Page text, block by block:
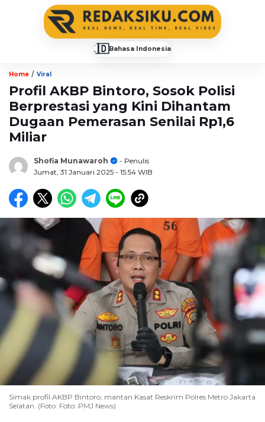
🇮🇩Bahasa Indonesia
Home / Viral
Profil AKBP Bintoro, Sosok Polisi
Berprestasi yang Kini Dihantam
Dugaan Pemerasan Senilai Rp1,6
Miliar
Shofia Munawaroh
- Penulis
Jumat, 31 Januari 2025 - 15:54 WIB
Simak profil AKBP Bintoro, mantan Kasat Reskrim Polres Metro Jakarta
Selatan. (Foto: Foto: PMJ News)